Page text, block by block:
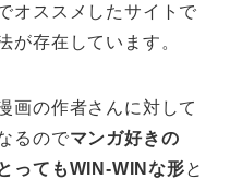
オススメしたサイトで
が存在しています。
画の作者さんに対して
るのでマンガ好きの
ってもWIN-WINな形と